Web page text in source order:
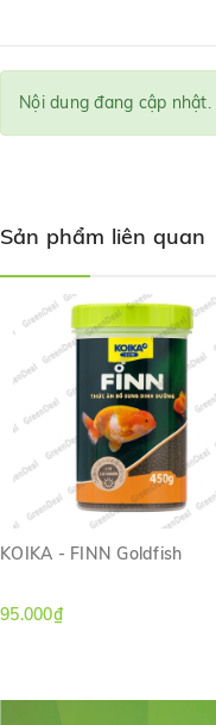
Nội dung đang cập nhật.
Sản phẩm liên quan
KOIKA - FINN Goldfish
95.000₫